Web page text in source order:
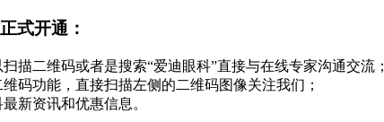
式开通：
描二维码或者是搜索“爱迪眼科”直接与在线专家沟通交流；
码功能，直接扫描左侧的二维码图像关注我们；
新资讯和优惠信息。